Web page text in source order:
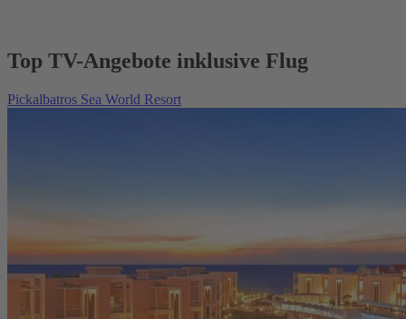
Top TV-Angebote inklusive Flug
Pickalbatros Sea World Resort